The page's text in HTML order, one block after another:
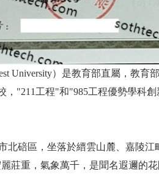
University）是教育部直屬，教
，"211工程"和"985工程優勢學科
北碚區，坐落於縉雲山麓、嘉陵
莊重，氣象萬千，是聞名遐邇的